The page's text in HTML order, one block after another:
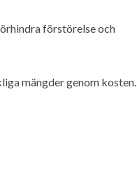
förstörelse och
mängder genom kosten.